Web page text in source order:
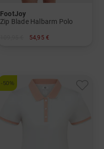
FootJoy
Zip Blade Halbarm Polo
54,95 €
-50%